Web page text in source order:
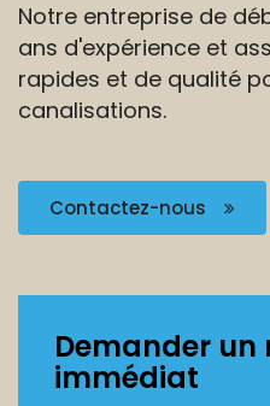
Notre entreprise de
ans d'expérience et
rapides et de qualité
canalisations.
Contactez-nous
Demander un
immédiat